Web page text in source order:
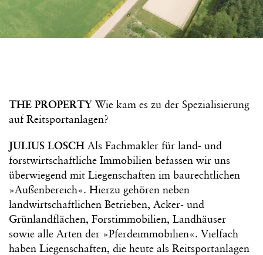
THE PROPERTY Wie kam es zu der Spezialisierung
auf Reitsportanlagen?
JULIUS LOSCH Als Fachmakler für land- und
forstwirtschaftliche Immobilien befassen wir uns
überwiegend mit Liegenschaften im baurechtlichen
»Außenbereich«. Hierzu gehören neben
landwirtschaftlichen Betrieben, Acker- und
Grünlandflächen, Forstimmobilien, Landhäuser
sowie alle Arten der »Pferdeimmobilien«. Vielfach
haben Liegenschaften, die heute als Reitsportanlagen